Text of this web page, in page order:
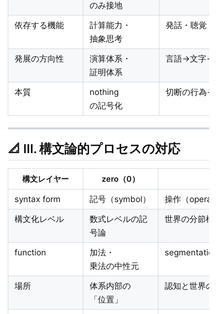
のみ接地
依存する機能
計算能力・
抽象思考
発話・聴覚
発展の方向性
演算体系・
証明体系
言語→文字→
本質
nothing
の記号化
切断の行為
📐 III. 構文論的プロセスの対応
構文レイヤー zero（0）
syntax form 記号（symbol） 操作（
構文化レベル
数式レベルの記
号論
世界の分節
function
加法・
乗法の中性元
場所
体系内部の
「位置」
認知と世界の